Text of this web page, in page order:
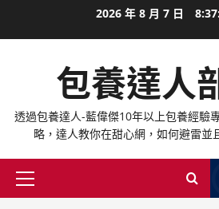
2026 年 8 月 7 日
包養達人
透過包養達人-藍偉傑10年以上包養經驗
略，達人教你在甜心網，如何避雷並
Primary